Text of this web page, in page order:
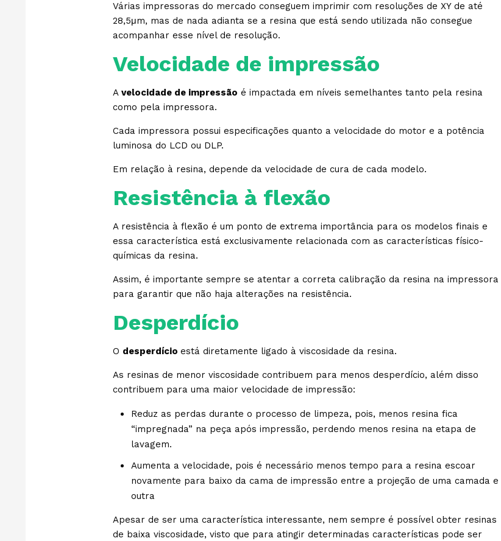
Várias impressoras do mercado conseguem imprimir com resoluções de XY de até
28,5μm, mas de nada adianta se a resina que está sendo utilizada não consegue
acompanhar esse nível de resolução.
Velocidade de impressão
A velocidade de impressão é impactada em níveis semelhantes tanto pela resina
como pela impressora.
Cada impressora possui especificações quanto a velocidade do motor e a potência
luminosa do LCD ou DLP.
Em relação à resina, depende da velocidade de cura de cada modelo.
Resistência à flexão
A resistência à flexão é um ponto de extrema importância para os modelos finais e
essa característica está exclusivamente relacionada com as características físico-
químicas da resina.
Assim, é importante sempre se atentar a correta calibração da resina na impressora
para garantir que não haja alterações na resistência.
Desperdício
O desperdício está diretamente ligado à viscosidade da resina.
As resinas de menor viscosidade contribuem para menos desperdício, além disso
contribuem para uma maior velocidade de impressão:
Reduz as perdas durante o processo de limpeza, pois, menos resina fica
“impregnada” na peça após impressão, perdendo menos resina na etapa de
lavagem.
Aumenta a velocidade, pois é necessário menos tempo para a resina escoar
novamente para baixo da cama de impressão entre a projeção de uma camada e
outra
Apesar de ser uma característica interessante, nem sempre é possível obter resinas
de baixa viscosidade, visto que para atingir determinadas características pode ser